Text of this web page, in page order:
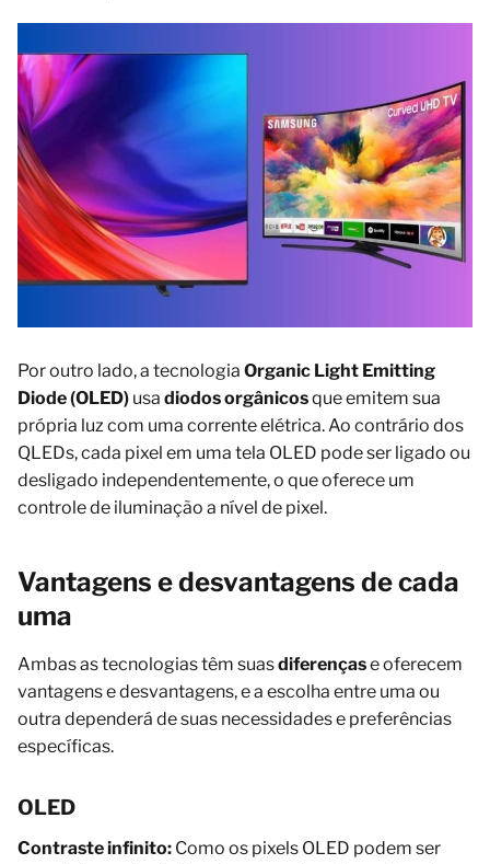
Por outro lado, a tecnologia Organic Light Emitting
Diode(OLED) usa diodos orgânicosque emitem sua
própria luz com uma corrente elétrica. Ao contrário dos
QLEDs, cada pixel em uma tela OLED pode ser ligado ou
desligado independentemente, o que oferece um
controle de iluminação a nível de pixel.
Vantagens e desvantagens de cada
uma
Ambas as tecnologias têm suasdiferençase oferecem
vantagens e desvantagens, e a escolha entre uma ou
outra dependerá de suas necessidades e preferências
específicas.
OLED
Contraste infinito: Como os pixels OLED podem ser